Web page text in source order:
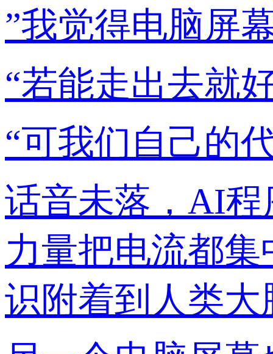
”我觉得电脑屏
“若能走出去就
“可我们自己的
话音未落，AI
力量把电流都
识附着到人类